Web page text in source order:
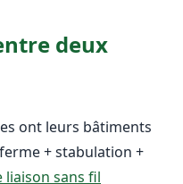
deux
ont leurs bâtiments
+ stabulation +
liaison sans fil